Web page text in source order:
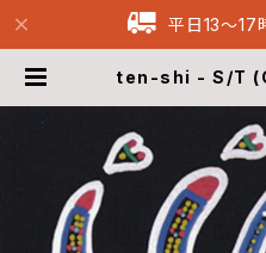
平日13〜17
ten-shi - S/T